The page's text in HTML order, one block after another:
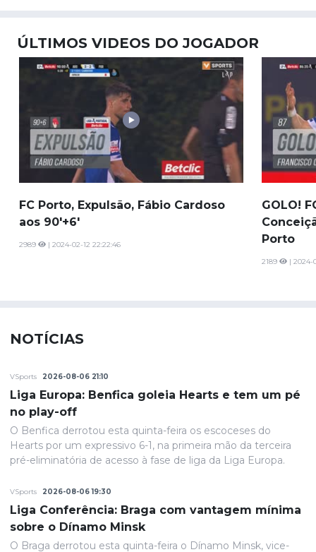
ÚLTIMOS VIDEOS DO JOGADOR
FC Porto, Expulsão, Fábio Cardoso
aos 90'+6'
2989 | 2024-02-12 22:22:46
GOLO!
Porto
2189 | 2024-
NOTÍCIAS
VSports 2026-08-06 21:10
Liga Europa: Benfica goleia Hearts e tem um pé
no play-off
O Benfica derrotou esta quinta-feira os escoceses do
Hearts por um expressivo 6-1, na primeira mão da terceira
pré-eliminatória de acesso à fase de liga da Liga Europa.
VSports 2026-08-06 19:30
Liga Conferência: Braga com vantagem mínima
sobre o Dínamo Minsk
O Braga derrotou esta quinta-feira o Dínamo Minsk, vice-